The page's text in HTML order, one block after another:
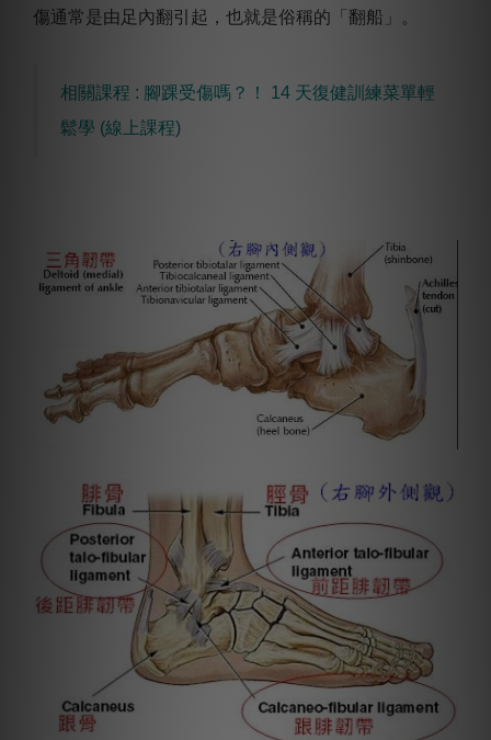
傷通常是由足內翻引起，也就是俗稱的「翻船」。
相關課程 : 腳踝受傷嗎？！ 14 天復健訓練菜單輕
鬆學 (線上課程)